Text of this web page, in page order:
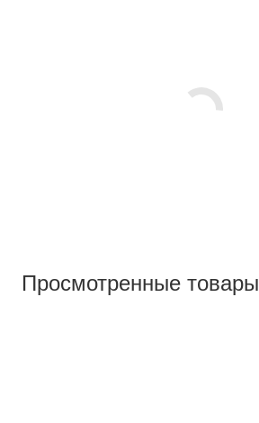
Просмотренные товары